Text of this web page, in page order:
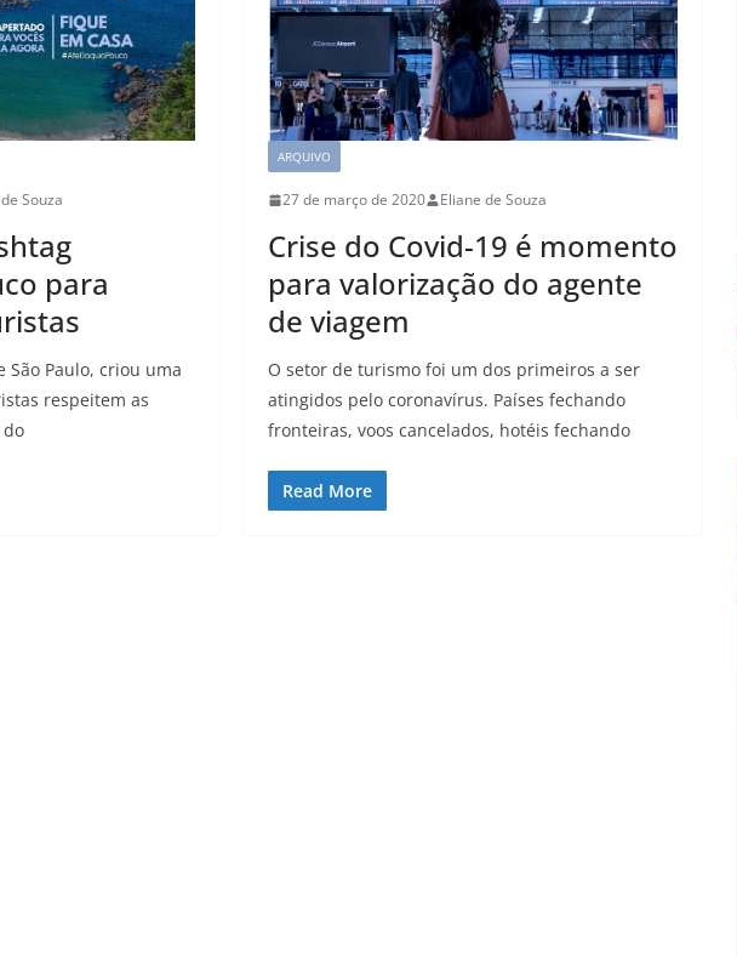
Souza
para
Paulo, criou uma
respeitem as
ARQUIVO
27 de março de 2020 Eliane de Souza
Crise do Covid-19 é momento
para valorização do agente
de viagem
O setor de turismo foi um dos primeiros a ser
atingidos pelo coronavírus. Países fechando
fronteiras, voos cancelados, hotéis fechando
Read More